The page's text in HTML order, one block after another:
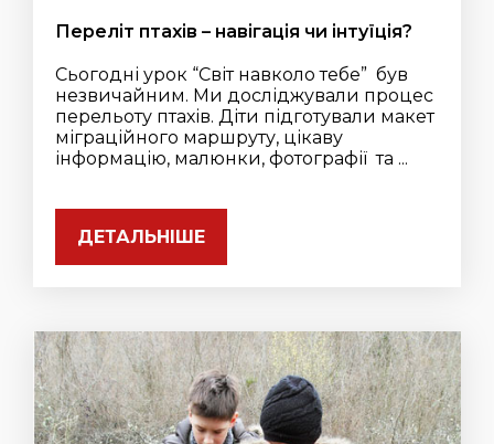
Переліт птахів – навігація чи інтуїція?
Сьогодні урок “Світ навколо тебе” був
незвичайним. Ми досліджували процес
перельоту птахів. Діти підготували макет
міграційного маршруту, цікаву
інформацію, малюнки, фотографії та ...
ДЕТАЛЬНІШЕ